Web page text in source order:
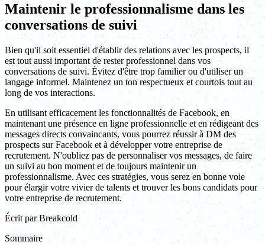
Maintenir le professionnalisme dans les
conversations de suivi
Bien qu'il soit essentiel d'établir des relations avec les prospects, il
est tout aussi important de rester professionnel dans vos
conversations de suivi. Évitez d'être trop familier ou d'utiliser un
langage informel. Maintenez un ton respectueux et courtois tout au
long de vos interactions.
En utilisant efficacement les fonctionnalités de Facebook, en
maintenant une présence en ligne professionnelle et en rédigeant des
messages directs convaincants, vous pourrez réussir à DM des
prospects sur Facebook et à développer votre entreprise de
recrutement. N'oubliez pas de personnaliser vos messages, de faire
un suivi au bon moment et de toujours maintenir un
professionnalisme. Avec ces stratégies, vous serez en bonne voie
pour élargir votre vivier de talents et trouver les bons candidats pour
votre entreprise de recrutement.
Écrit par Breakcold
Sommaire